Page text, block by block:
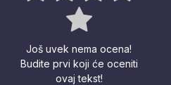
Još uvek nema ocena!
Budite prvi koji će oceniti
ovaj tekst!